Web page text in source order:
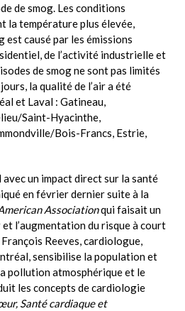
de smog. Les conditions
la température plus élevée,
est causé par les émissions
de l’activité industrielle et
de smog ne sont pas limités
la qualité de l’air a été
et Laval : Gatineau,
Saint-Hyacinthe,
Bois-Francs, Estrie,
un impact direct sur la santé
en février dernier suite à la
Associationqui faisait un
l’augmentation du risque à court
Reeves, cardiologue,
sensibilise la population et
pollution atmosphérique et le
les concepts de cardiologie
Santé cardiaque et